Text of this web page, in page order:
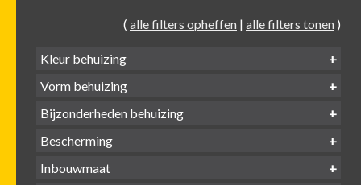
( alle filters opheffen | alle filters tonen )
Kleur behuizing
Zwart Wit
Vorm behuizing
Vierkant
Bijzonderheden behuizing
Bescherming
IP65 water-
Inbouwmaat